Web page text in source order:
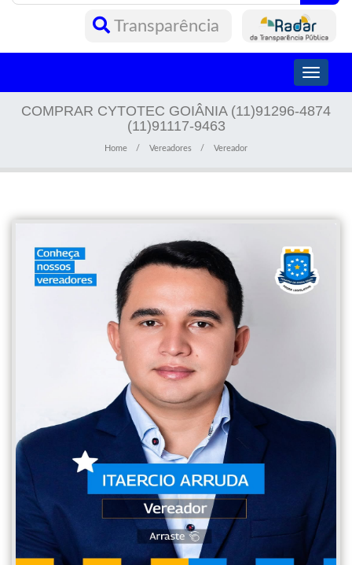
Transparência
Toggle
COMPRAR CYTOTEC GOIÂNIA (11)91296-4874
(11)91117-9463
Home Vereadores Vereador